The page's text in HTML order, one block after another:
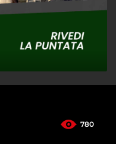
780